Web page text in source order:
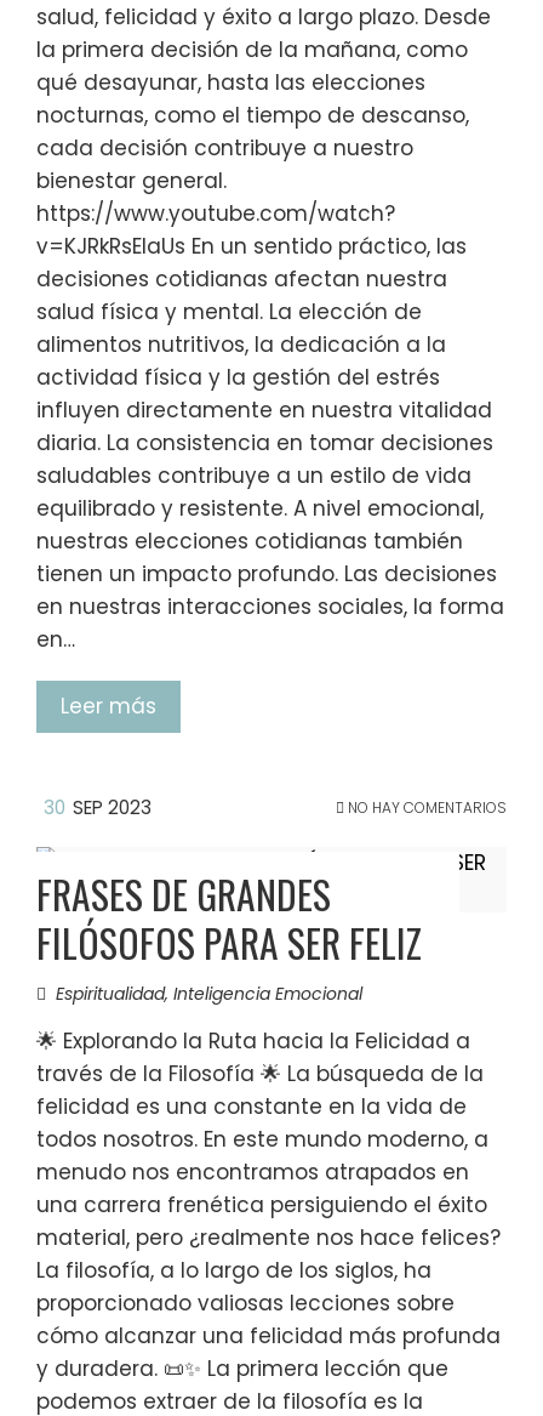
salud, felicidad y éxito a largo plazo. Desde
la primera decisión de la mañana, como
qué desayunar, hasta las elecciones
nocturnas, como el tiempo de descanso,
cada decisión contribuye a nuestro
bienestar general.
https://www.youtube.com/watch?
v=KJRkRsElaUs En un sentido práctico, las
decisiones cotidianas afectan nuestra
salud física y mental. La elección de
alimentos nutritivos, la dedicación a la
actividad física y la gestión del estrés
influyen directamente en nuestra vitalidad
diaria. La consistencia en tomar decisiones
saludables contribuye a un estilo de vida
equilibrado y resistente. A nivel emocional,
nuestras elecciones cotidianas también
tienen un impacto profundo. Las decisiones
en nuestras interacciones sociales, la forma
en…
Leer más
30 SEP 2023 NO HAY COMENTARIOS
FRASES DE GRANDES
FILÓSOFOS PARA SER FELIZ
Espiritualidad, Inteligencia Emocional
🌟 Explorando la Ruta hacia la Felicidad a
través de la Filosofía 🌟 La búsqueda de la
felicidad es una constante en la vida de
todos nosotros. En este mundo moderno, a
menudo nos encontramos atrapados en
una carrera frenética persiguiendo el éxito
material, pero ¿realmente nos hace felices?
La filosofía, a lo largo de los siglos, ha
proporcionado valiosas lecciones sobre
cómo alcanzar una felicidad más profunda
y duradera. 📜✨ La primera lección que
podemos extraer de la filosofía es la